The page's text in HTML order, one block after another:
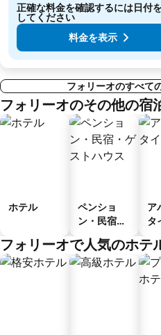
正確な料金を確認するには日付
してください
料金を表示
フォリーオのすべて
フォリーオのその他の宿
ホテル
ペンショ
ン・民宿・
ス
ア
タ
フォリーオで人気のホテ